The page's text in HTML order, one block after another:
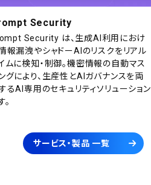
Security
Security は、生成AI利用におけ
報漏洩やシャドーAIのリスクをリアル
ムに検知・制御。機密情報の自動マス
グにより、生産性とAIガバナンスを両
るAI専用のセキュリティソリューション
。
サービス・製品 一覧